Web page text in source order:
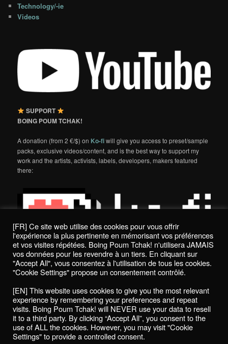
Technology/-ie
Videos
SUPPORT
BOING POUM TCHAK!
A donation (from 2 €/$) on Ko-fiwill give you access to preset/sample
packs, exclusive videos/content, and is the best way to support my
work and the artists, activists, labels, developers, makers featured
there:
Politique de confidentialité / Privacy Policy
Boing Poum Tchak! - 2022
[FR] Ce site web utilise des cookies pour vous offrir
l'expérience la plus pertinente en mémorisant vos préférences
et vos visites répétées. Boing Poum Tchak! n'utilisera JAMAIS
vos données pour les revendre à un tiers. En cliquant sur
"Accept All", vous consentez à l'utilisation de tous les cookies.
"Cookie Settings" propose un consentement contrôlé.
[EN] This website uses cookies to give you the most relevant
experience by remembering your preferences and repeat
visits. Boing Poum Tchak! will NEVER use your data to resell
it to a third party. By clicking “Accept All”, you consent to the
use of ALL the cookies. However, you may visit "Cookie
Settings" to provide a controlled consent.